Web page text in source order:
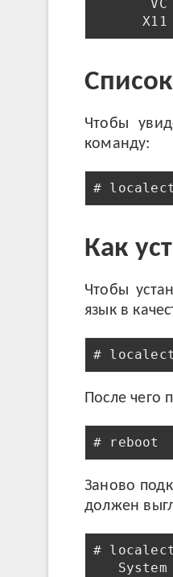
VC
Чтобы
команду:
#
Как
Чтобы
язык в
#
После чего
# reboot
Заново
должен
#
System